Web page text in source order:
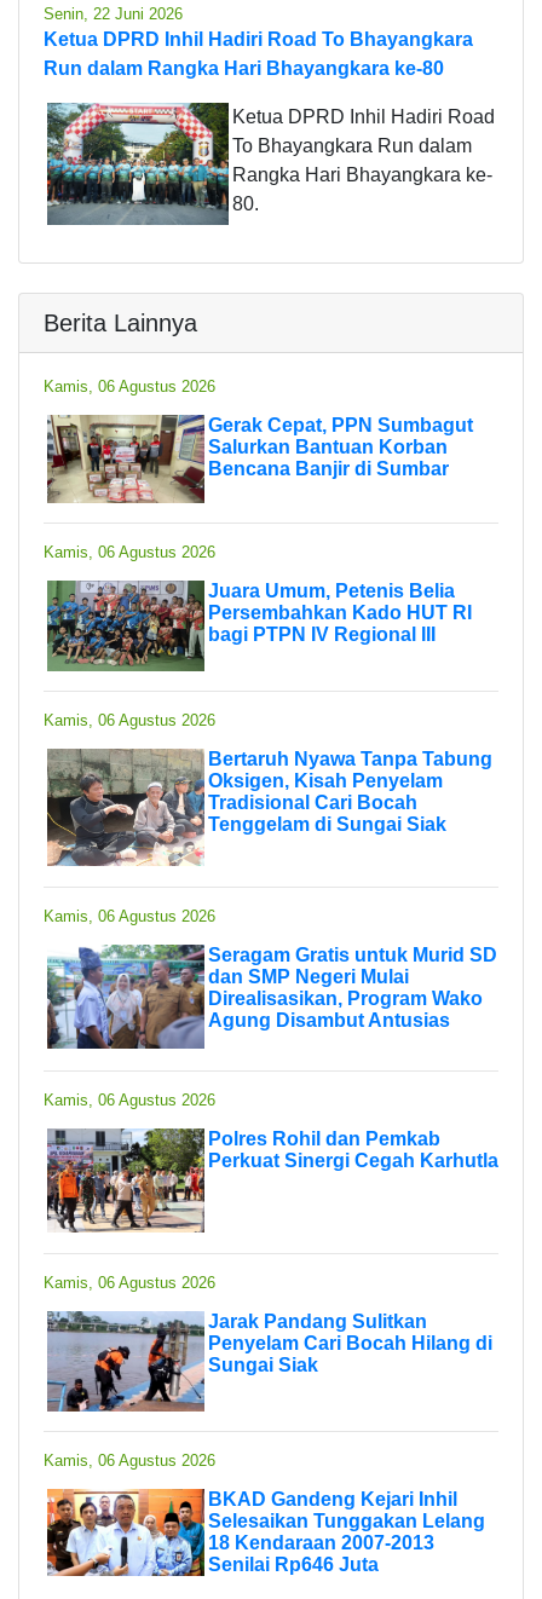
Senin, 22 Juni 2026
Ketua DPRD Inhil Hadiri Road To Bhayangkara
Run dalam Rangka Hari Bhayangkara ke-80
Ketua DPRD Inhil Hadiri Road
To Bhayangkara Run dalam
Rangka Hari Bhayangkara ke-
80.
Berita Lainnya
Kamis, 06 Agustus 2026
Gerak Cepat, PPN Sumbagut
Salurkan Bantuan Korban
Bencana Banjir di Sumbar
Kamis, 06 Agustus 2026
Juara Umum, Petenis Belia
Persembahkan Kado HUT RI
bagi PTPN IV Regional III
Kamis, 06 Agustus 2026
Bertaruh Nyawa Tanpa Tabung
Oksigen, Kisah Penyelam
Tradisional Cari Bocah
Tenggelam di Sungai Siak
Kamis, 06 Agustus 2026
Seragam Gratis untuk Murid SD
dan SMP Negeri Mulai
Direalisasikan, Program Wako
Agung Disambut Antusias
Kamis, 06 Agustus 2026
Polres Rohil dan Pemkab
Perkuat Sinergi Cegah Karhutla
Kamis, 06 Agustus 2026
Jarak Pandang Sulitkan
Penyelam Cari Bocah Hilang di
Sungai Siak
Kamis, 06 Agustus 2026
BKAD Gandeng Kejari Inhil
Selesaikan Tunggakan Lelang
18 Kendaraan 2007-2013
Senilai Rp646 Juta